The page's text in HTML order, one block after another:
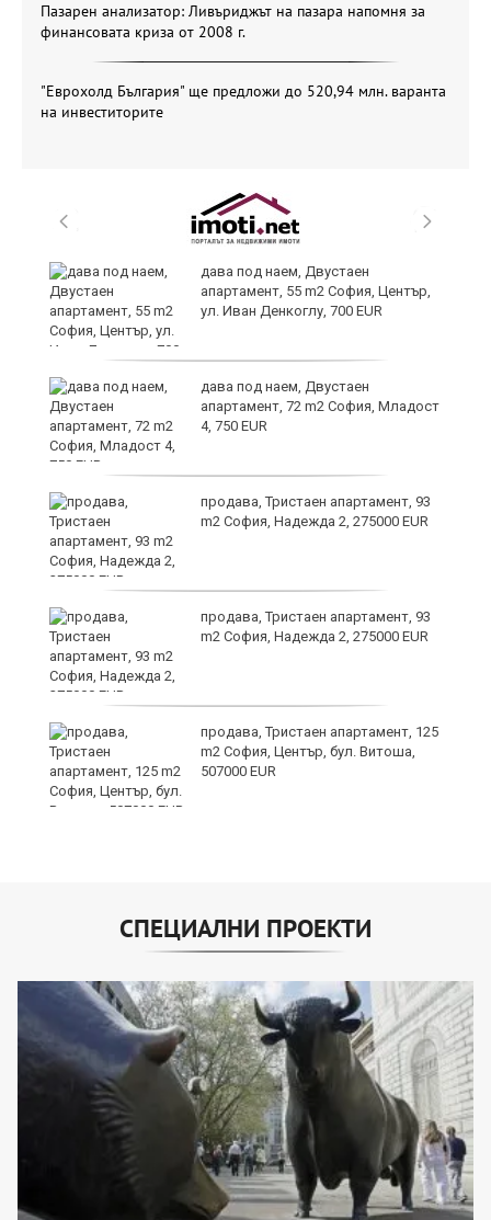
Пазарен анализатор: Ливъриджът на пазара напомня за
финансовата криза от 2008 г.
"Еврохолд България" ще предложи до 520,94 млн. варанта
на инвеститорите
дава под наем, Двустаен
апартамент, 55 m2 София, Център,
ул. Иван Денкоглу, 700 EUR
дава под наем, Двустаен
апартамент, 72 m2 София, Младост
4, 750 EUR
продава, Тристаен апартамент, 93
m2 София, Надежда 2, 275000 EUR
продава, Тристаен апартамент, 93
m2 София, Надежда 2, 275000 EUR
продава, Тристаен апартамент, 125
m2 София, Център, бул. Витоша,
507000 EUR
СПЕЦИАЛНИ ПРОЕКТИ